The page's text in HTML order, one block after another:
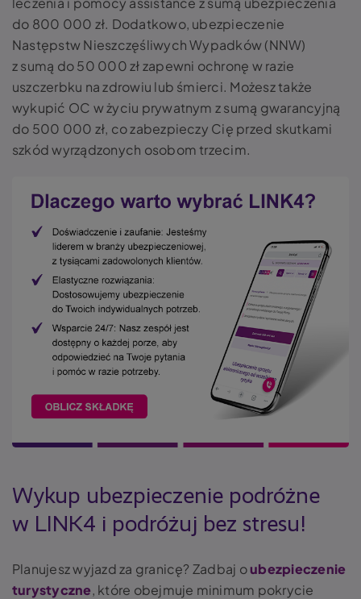
do 800 000 zł. Dodatkowo, ubezpieczenie
Następstw Nieszczęśliwych Wypadków (NNW)
z sumą do 50 000 zł zapewni ochronę w razie
uszczerbku na zdrowiu lub śmierci. Możesz także
wykupić OC w życiu prywatnym z sumą gwarancyjną
do 500 000 zł, co zabezpieczy Cię przed skutkami
szkód wyrządzonych osobom trzecim.
Wykup ubezpieczenie podróżne
w LINK4 i podróżuj bez stresu!
Planujesz wyjazd za granicę? Zadbaj oubezpieczenie
turystyczne, które obejmuje minimum pokrycie